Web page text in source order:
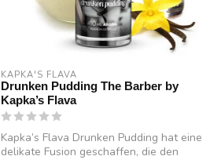
KAPKA'S FLAVA
Drunken Pudding The Barber by
Kapka’s Flava
Kapka’s Flava Drunken Pudding hat eine
delikate Fusion geschaffen, die den